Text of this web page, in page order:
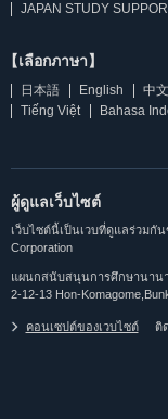
JAPAN STUDY
【เลือกภาษา】
日本語 English 中
Tiếng Việt
Bahasa
ผู้ดูแลเว็บไซต์
เว็บไซต์นี้เป็นเวบที่ดูแลร่วมกัน
Corporation
แผนกสนับสนุนการศึกษานานา
2-12-13 Hon-
คอนเซปต์ของเวบไซต์ ติ